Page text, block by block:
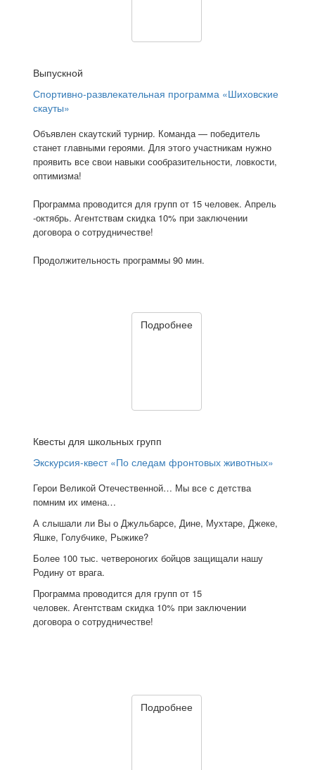
Выпускной
Спортивно-развлекательная программа «Шиховские
скауты»
Объявлен скаутский турнир. Команда — победитель
станет главными героями. Для этого участникам нужно
проявить все свои навыки сообразительности, ловкости,
оптимизма!
Программа проводится для групп от 15 человек. Апрель
-октябрь. Агентствам скидка 10% при заключении
договора о сотрудничестве!
Продолжительность программы 90 мин.
Подробнее
Квесты для школьных групп
Экскурсия-квест «По следам фронтовых животных»
Герои Великой Отечественной… Мы все с детства
помним их имена…
А слышали ли Вы о Джульбарсе, Дине, Мухтаре, Джеке,
Яшке, Голубчике, Рыжике?
Более 100 тыс. четвероногих бойцов защищали нашу
Родину от врага.
Программа проводится для групп от 15
человек. Агентствам скидка 10% при заключении
договора о сотрудничестве!
Подробнее